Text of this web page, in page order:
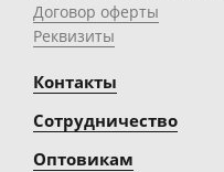
Договор оферты
Реквизиты
Контакты
Сотрудничество
Оптовикам